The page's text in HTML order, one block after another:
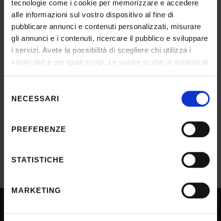
tecnologie come i cookie per memorizzare e accedere
alle informazioni sul vostro dispositivo al fine di
pubblicare annunci e contenuti personalizzati, misurare
gli annunci e i contenuti, ricercare il pubblico e sviluppare
i servizi. Avete la possibilità di scegliere chi utilizza i
vostri dati e per quali scopi. Le vostre scelte in materia di
privacy sono applicabili solo su questa proprietà digitale
modificare o revocare il proprio consenso in qualsiasi
momento dalla Dichiarazione sui cookie o facendo clic
raccogliere informazioni sulla tua posizione
geografica, con un'approssimazione di qualche
Identificare il tuo dispositivo, scansionandolo
delNECESSARI
PREFERENZE
STATISTICHE
MARKETING
DETTAGLI
Selezione n°